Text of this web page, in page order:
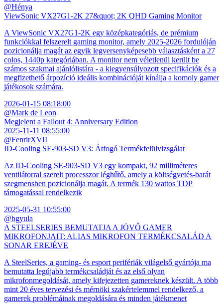
@Hénya
ViewSonic VX27G1-2K 27&quot; 2K QHD Gaming Monitor
A ViewSonic VX27G1-2K egy középkategóriás, de prémium
funkciókkal felszerelt gaming monitor, amely 2025-2026 fordulóján
pozicionálja magát az egyik legversenyképesebb választásként a 27
colos, 1440p kategóriában. A monitor nem véletlenül került be
számos szakmai ajánlólistára - a kiegyensúlyozott specifikációk és a
megfizethető árpozíció ideális kombinációját kínálja a komoly gamer
játékosok számára.
2026-01-15 08:18:00
@Mark de Leon
Megjelent a Fallout 4: Anniversary Edition
2025-11-11 08:55:00
@FenrirXVII
ID-Cooling SE-903-SD V3: Átfogó Termékfelülvizsgálat
Az ID-Cooling SE-903-SD V3 egy kompakt, 92 milliméteres
ventilátorral szerelt processzor léghűtő, amely a költségvetés-barát
szegmensben pozicionálja magát. A termék 130 wattos TDP
támogatással rendelkezik
2025-05-31 10:55:00
@bgyula
A STEELSERIES BEMUTATJA A JÖVŐ GAMER
MIKROFONJAIT: ALIAS MIKROFON TERMÉKCSALÁD A
SONAR EREJÉVE
A SteelSeries, a gaming- és esport perifériák világelső gyártója ma
bemutatta legújabb termékcsaládját és az első olyan
mikrofonmegoldását, amely kifejezetten gamereknek készült. A több
mint 20 éves tervezési és mérnöki szakértelemmel rendelkező, a
gamerek problémáinak megoldására és minden játékmenet